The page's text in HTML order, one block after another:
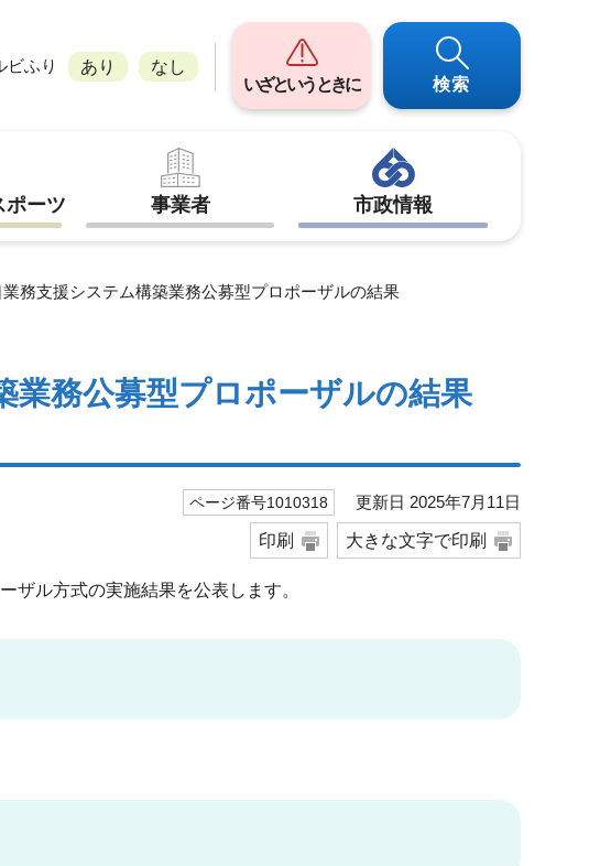
ビふり あり
なし
いざというときに
検索
ポーツ 事業者 市政情報
務支援システム構築業務公募型プロポーザルの結果
業務公募型プロポーザルの結果
ページ番号1010318 更新日 2025年7月11日
印刷 大きな文字で印刷
ザル方式の実施結果を公表します。